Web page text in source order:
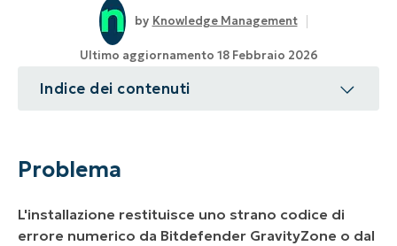
Knowledge Management
Ultimo aggiornamento 18 Febbraio 2026
Indice dei contenuti
Ambiente
Risoluzione
Problema
L'installazione restituisce uno strano codice di
errore numerico da Bitdefender GravityZone o dal